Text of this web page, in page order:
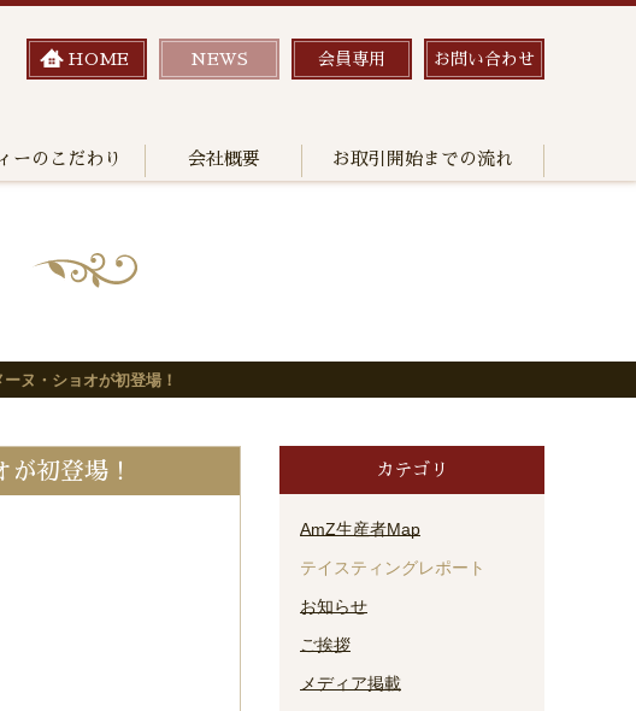
HOME NEWS 会員専用 お問い合わせ
ーのこだわり 会社概要 お取引開始までの流れ
ヌ・ショオが初登場！
初登場！ カテゴリ
AmZ生産者Map
テイスティングレポート
お知らせ
ご挨拶
メディア掲載